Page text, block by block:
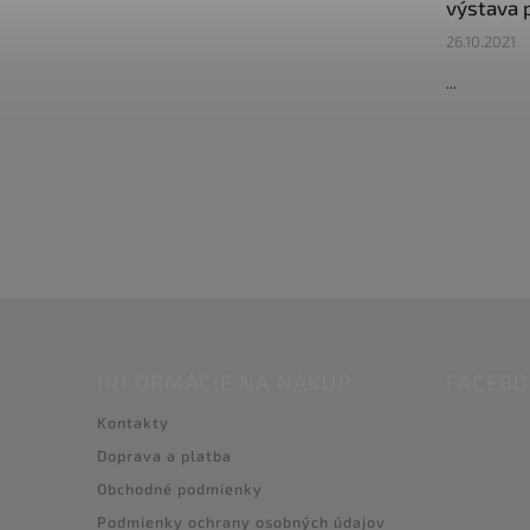
výstava
26.10.2021
...
Kontakty
Doprava a platba
Obchodné podmienky
Podmienky ochrany osobných údajov